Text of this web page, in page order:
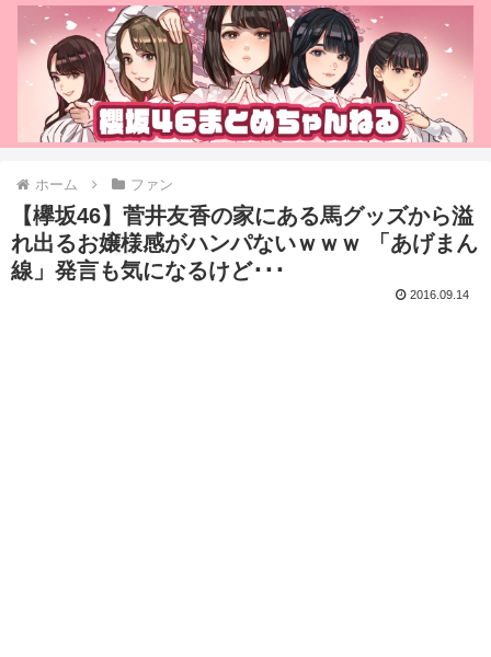
ホーム ファン
【欅坂46】菅井友香の家にある馬グッズから溢
れ出るお嬢様感がハンパないｗｗｗ 「あげまん
線」発言も気になるけど･･･
2016.09.14